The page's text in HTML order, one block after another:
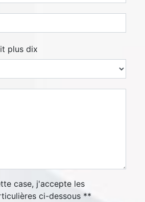
plus dix
case, j'accepte les
ci-dessous **